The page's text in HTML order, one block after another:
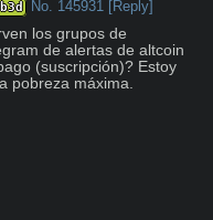
No. 145931 [Reply]
los grupos de
de alertas de altcoin
(suscripción)? Estoy
pobreza máxima.